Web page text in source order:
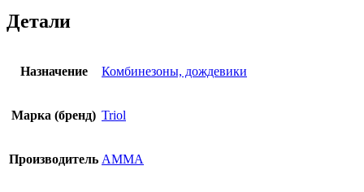
Детали
Назначение Комбинезоны, дождевики
Марка (бренд) Triol
Производитель АММА